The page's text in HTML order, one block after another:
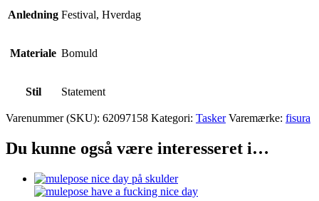
Anledning Festival, Hverdag
Materiale Bomuld
Stil Statement
Varenummer (SKU): 62097158 Kategori: Tasker Varemærke: fisura
Du kunne også være interesseret i…